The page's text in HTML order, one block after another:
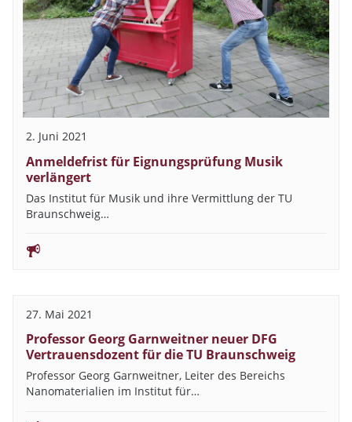
2. Juni 2021
Anmeldefrist für Eignungsprüfung Musik
verlängert
Das Institut für Musik und ihre Vermittlung der TU
Braunschweig…
27. Mai 2021
Professor Georg Garnweitner neuer DFG
Vertrauensdozent für die TU Braunschweig
Professor Georg Garnweitner, Leiter des Bereichs
Nanomaterialien im Institut für…